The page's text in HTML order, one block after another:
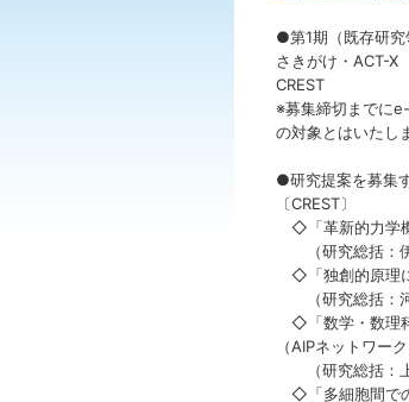
●第1期（既存研究
さきがけ・ACT-
CREST ：
※募集締切までに
の対象とはいたし
●研究提案を募集
〔CREST〕
◇「革新的力学
（研究総括：伊
◇「独創的原理
（研究総括：河
◇「数学・数理科
（AIPネットワー
（研究総括：上
◇「多細胞間での